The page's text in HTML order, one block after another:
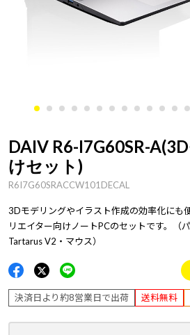
DAIV R6-I7G60SR-
けセット)
R6I7G60SRACCW101DECAL
3Dモデリングやイラスト作成の効率化にも
リエイター向けノートPCのセットです。（
Tartarus V2・マウス）
決済日より約8営業日で出荷 送料無料